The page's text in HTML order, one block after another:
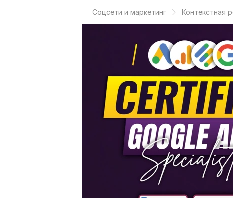
Соцсети и маркетинг Контекстная